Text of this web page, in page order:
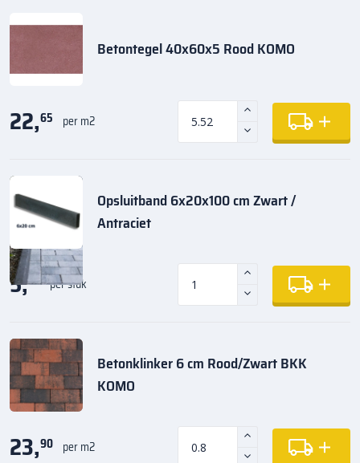
Betontegel 40x60x5 Rood KOMO
22,65 per m2
Opsluitband 6x20x100 cm Zwart /
Antraciet
5,35 per stuk
Betonklinker 6 cm Rood/Zwart BKK
KOMO
23,90 per m2